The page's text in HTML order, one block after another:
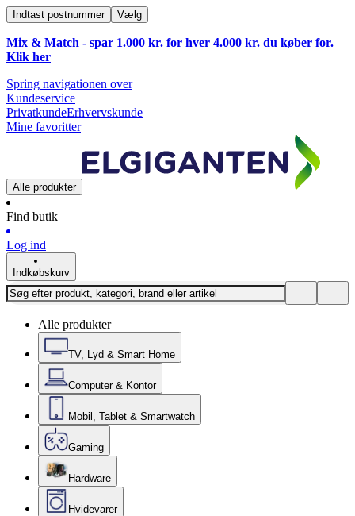
Indtast postnummer Vælg
Mix & Match - spar 1.000 kr. for hver 4.000 kr. du køber for.
Klik her
Spring navigationen over
Kundeservice
PrivatkundeErhvervskunde
Mine favoritter
Alle produkter
Find butik
Log ind
Indkøbskurv
Alle produkter
TV, Lyd & Smart Home
Computer & Kontor
Mobil, Tablet & Smartwatch
Gaming
Hardware
Hvidevarer